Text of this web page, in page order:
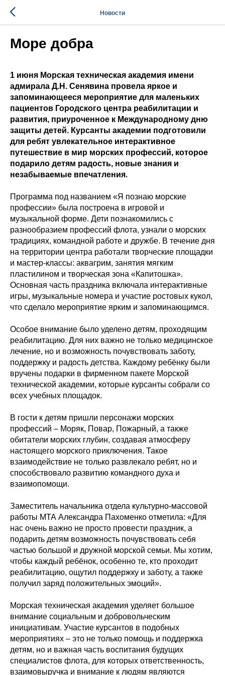
Новости
Море добра
1 июня Морская техническая академия имени
адмирала Д.Н. Сенявина провела яркое и
запоминающееся мероприятие для маленьких
пациентов Городского центра реабилитации и
развития, приуроченное к Международному дню
защиты детей. Курсанты академии подготовили
для ребят увлекательное интерактивное
путешествие в мир морских профессий, которое
подарило детям радость, новые знания и
незабываемые впечатления.
Программа под названием «Я познаю морские
профессии» была построена в игровой и
музыкальной форме. Дети познакомились с
разнообразием профессий флота, узнали о морских
традициях, командной работе и дружбе. В течение дня
на территории центра работали творческие площадки
и мастер-классы: аквагрим, занятия мягким
пластилином и творческая зона «Капитошка».
Основная часть праздника включала интерактивные
игры, музыкальные номера и участие ростовых кукол,
что сделало мероприятие ярким и запоминающимся.
Особое внимание было уделено детям, проходящим
реабилитацию. Для них важно не только медицинское
лечение, но и возможность почувствовать заботу,
поддержку и радость детства. Каждому ребёнку были
вручены подарки в фирменном пакете Морской
технической академии, которые курсанты собрали со
всех учебных площадок.
В гости к детям пришли персонажи морских
профессий – Моряк, Повар, Пожарный, а также
обитатели морских глубин, создавая атмосферу
настоящего морского приключения. Такое
взаимодействие не только развлекало ребят, но и
способствовало развитию командного духа и
взаимопомощи.
Заместитель начальника отдела культурно-массовой
работы МТА Александра Пахоменко отметила: «Для
нас очень важно не просто провести праздник, а
подарить детям возможность почувствовать себя
частью большой и дружной морской семьи. Мы хотим,
чтобы каждый ребёнок, особенно те, кто проходит
реабилитацию, ощутил поддержку и заботу, а также
получил заряд положительных эмоций».
Морская техническая академия уделяет большое
внимание социальным и добровольческим
инициативам. Участие курсантов в подобных
мероприятиях – это не только помощь и поддержка
детям, но и важная часть воспитания будущих
специалистов флота, для которых ответственность,
взаимовыручка и внимание к людям являются